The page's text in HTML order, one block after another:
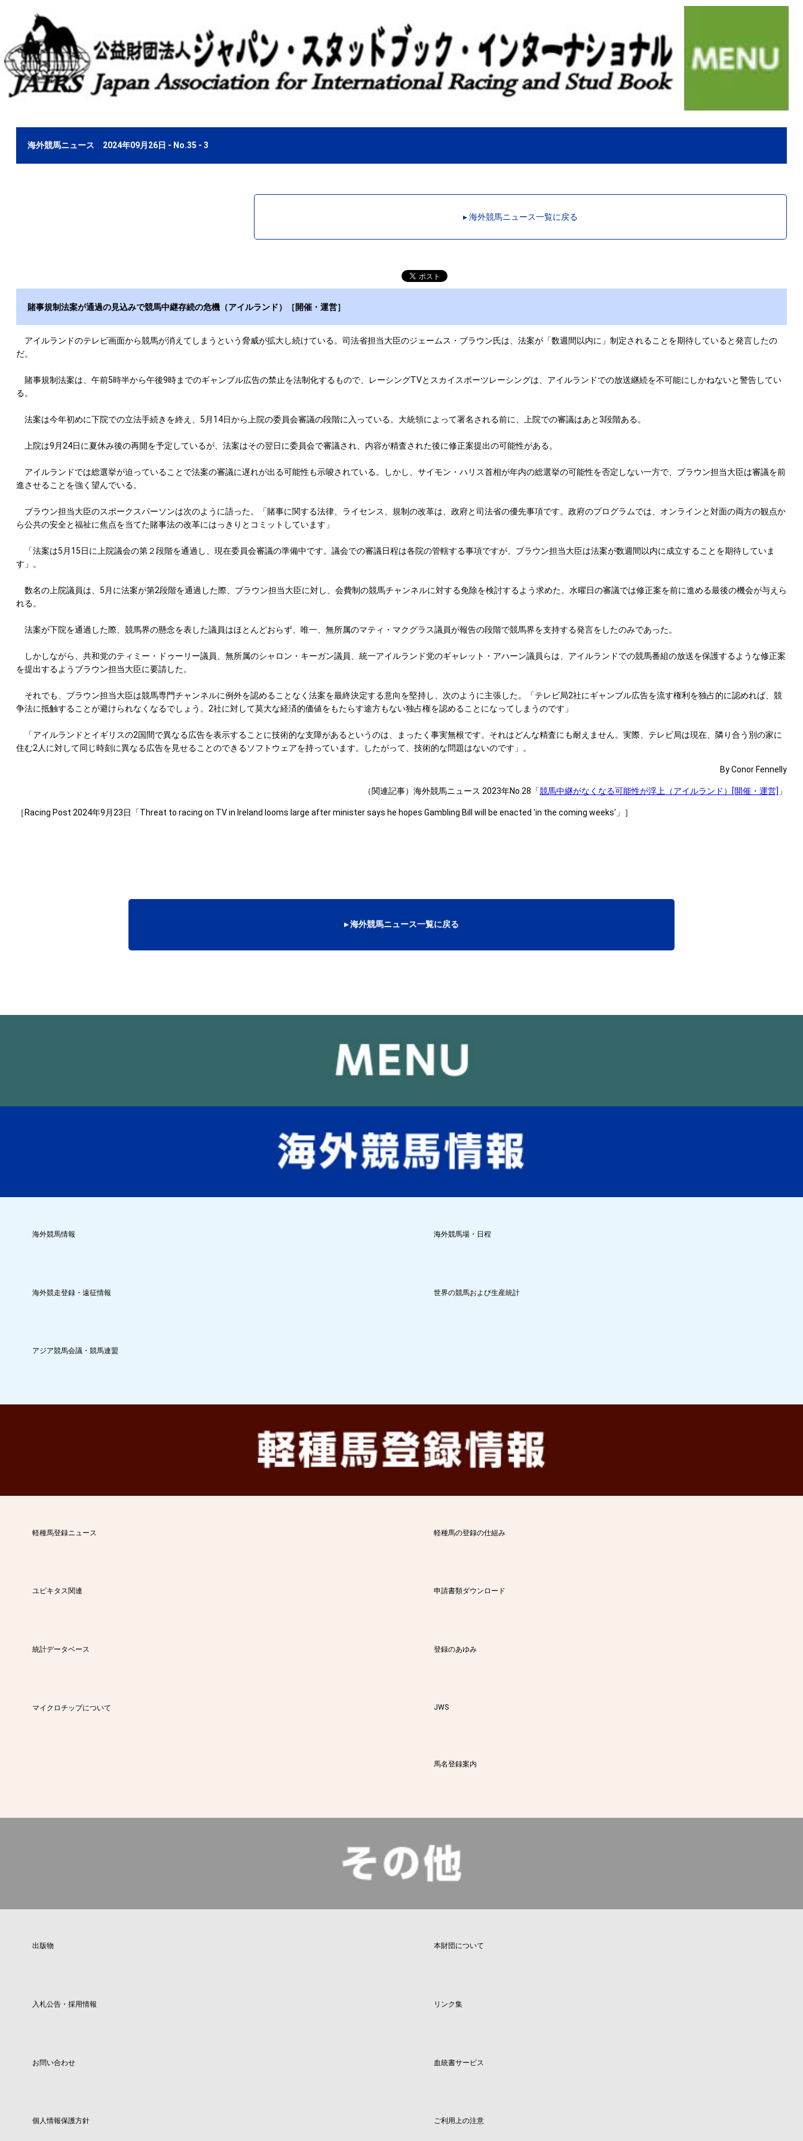
海外競馬ニュース 2024年09月26日 - No.35 - 3
▸ 海外競馬ニュース一覧に戻る
賭事規制法案が通過の見込みで競馬中継存続の危機（アイルランド）［開催・運営］
アイルランドのテレビ画面から競馬が消えてしまうという脅威が拡大し続けている。司法省担当大臣のジェームス・ブラウン氏は、法案が「数週間以内に」制定されることを期待していると発言したの
だ。
賭事規制法案は、午前5時半から午後9時までのギャンブル広告の禁止を法制化するもので、レーシングTVとスカイスポーツレーシングは、アイルランドでの放送継続を不可能にしかねないと警告してい
る。
法案は今年初めに下院での立法手続きを終え、5月14日から上院の委員会審議の段階に入っている。大統領によって署名される前に、上院での審議はあと3段階ある。
上院は9月24日に夏休み後の再開を予定しているが、法案はその翌日に委員会で審議され、内容が精査された後に修正案提出の可能性がある。
アイルランドでは総選挙が迫っていることで法案の審議に遅れが出る可能性も示唆されている。しかし、サイモン・ハリス首相が年内の総選挙の可能性を否定しない一方で、ブラウン担当大臣は審議を前
進させることを強く望んでいる。
ブラウン担当大臣のスポークスパーソンは次のように語った。「賭事に関する法律、ライセンス、規制の改革は、政府と司法省の優先事項です。政府のプログラムでは、オンラインと対面の両方の観点か
ら公共の安全と福祉に焦点を当てた賭事法の改革にはっきりとコミットしています」
「法案は5月15日に上院議会の第２段階を通過し、現在委員会審議の準備中です。議会での審議日程は各院の管轄する事項ですが、ブラウン担当大臣は法案が数週間以内に成立することを期待していま
す」。
数名の上院議員は、5月に法案が第2段階を通過した際、ブラウン担当大臣に対し、会費制の競馬チャンネルに対する免除を検討するよう求めた。水曜日の審議では修正案を前に進める最後の機会が与えら
れる。
法案が下院を通過した際、競馬界の懸念を表した議員はほとんどおらず、唯一、無所属のマティ・マクグラス議員が報告の段階で競馬界を支持する発言をしたのみであった。
しかしながら、共和党のティミー・ドゥーリー議員、無所属のシャロン・キーガン議員、統一アイルランド党のギャレット・アハーン議員らは、アイルランドでの競馬番組の放送を保護するような修正案
を提出するようブラウン担当大臣に要請した。
それでも、ブラウン担当大臣は競馬専門チャンネルに例外を認めることなく法案を最終決定する意向を堅持し、次のように主張した。「テレビ局2社にギャンブル広告を流す権利を独占的に認めれば、競
争法に抵触することが避けられなくなるでしょう。2社に対して莫大な経済的価値をもたらす途方もない独占権を認めることになってしまうのです」
「アイルランドとイギリスの2国間で異なる広告を表示することに技術的な支障があるというのは、まったく事実無根です。それはどんな精査にも耐えません。実際、テレビ局は現在、隣り合う別の家に
住む2人に対して同じ時刻に異なる広告を見せることのできるソフトウェアを持っています。したがって、技術的な問題はないのです」。
By Conor Fennelly
（関連記事）海外競馬ニュース 2023年No.28「競馬中継がなくなる可能性が浮上（アイルランド）[開催・運営] 」
［Racing Post 2024年9月23日「Threat to racing on TV in Ireland looms large after minister says he hopes Gambling Bill will be enacted 'in the coming weeks'」］
▸ 海外競馬ニュース一覧に戻る
海外競馬情報 海外競馬場・日程
海外競走登録・遠征情報 世界の競馬および生産統計
アジア競馬会議・競馬連盟
軽種馬登録ニュース 軽種馬の登録の仕組み
ユビキタス関連 申請書類ダウンロード
統計データベース 登録のあゆみ
マイクロチップについて JWS
馬名登録案内
出版物 本財団について
入札公告・採用情報 リンク集
お問い合わせ 血統書サービス
個人情報保護方針 ご利用上の注意